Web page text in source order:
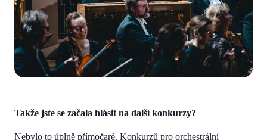
Takže jste se začala hlásit na další konkurzy?
Nebylo to úplně přímočaré. Konkurzů pro orchestrální